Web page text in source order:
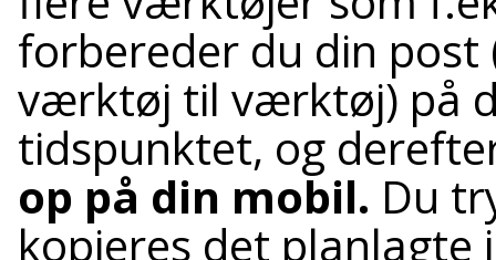
forbereder du din
værktøj til værktøj) på
tidspunktet, og
op på din mobil. Du
kopieres det